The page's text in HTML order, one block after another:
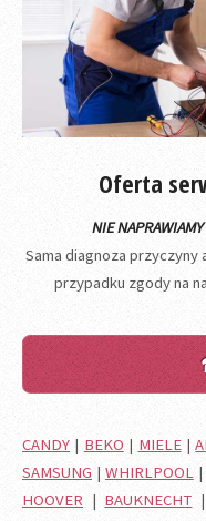
Oferta
NIE
Sama diagnoza przyczyny
przypadku zgody na
CANDY | BEKO | MIELE|
SAMSUNG | WHIRLPOOL|
HOOVER | BAUKNECHT |